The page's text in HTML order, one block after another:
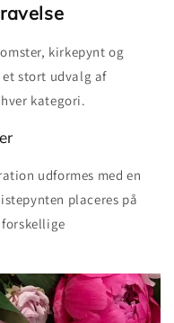
kirkepynt og
stort udvalg af
kategori.
udformes med en
placeres på